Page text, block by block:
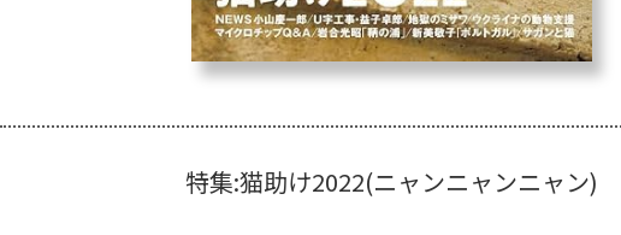
特集:猫助け2022(ニャンニャンニャン)